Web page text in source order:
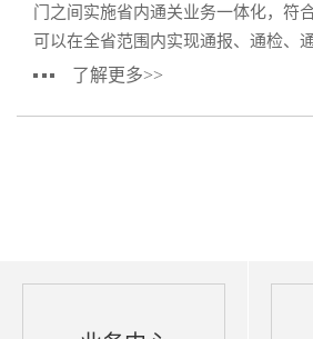
门之间实施省内通关业务一体化，符
可以在全省范围内实现通报、通检、
物经产地检验检疫合格后直接放行出
了解更多>>